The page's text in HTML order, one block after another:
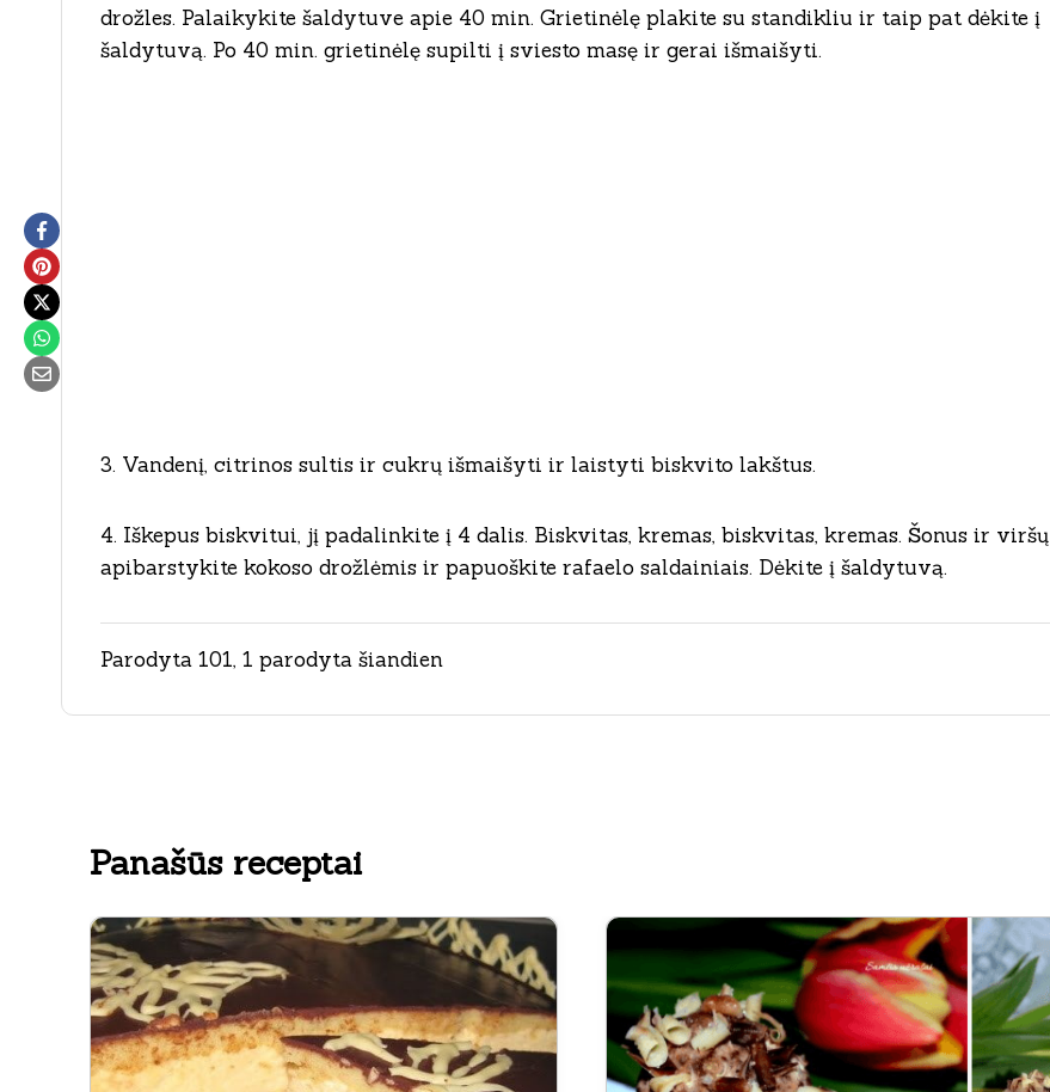
drožles. Palaikykite šaldytuve apie 40 min. Grietinėlę plakite su standikliu ir taip pat dėkite į
šaldytuvą. Po 40 min. grietinėlę supilti į sviesto masę ir gerai išmaišyti.
3. Vandenį, citrinos sultis ir cukrų išmaišyti ir laistyti biskvito lakštus.
4. Iškepus biskvitui, jį padalinkite į 4 dalis. Biskvitas, kremas, biskvitas, kremas. Šonus ir viršų
apibarstykite kokoso drožlėmis ir papuoškite rafaelo saldainiais. Dėkite į šaldytuvą.
Parodyta 101, 1 parodyta šiandien
Panašūs receptai